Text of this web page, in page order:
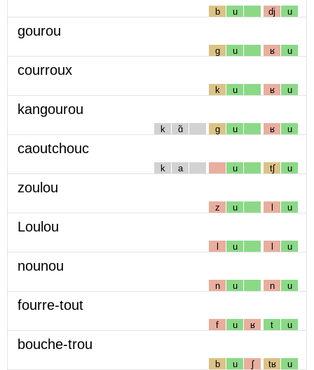
b u dj u
gourou
g u ʁ u
courroux
k u ʁ u
kangourou
k ɑ̃ g u ʁ u
caoutchouc
k a u tʃ u
zoulou
z u l u
Loulou
l u l u
nounou
n u n u
fourre-tout
f u ʁ t u
bouche-trou
b u ʃ tʁ u